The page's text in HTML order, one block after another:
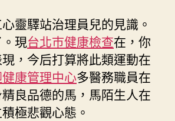
靈驛站治理員兒的見識。
現台北巿健康檢查在，你
，今后打算將此類運動在
康管理中心多醫務職員在
良品德的馬，馬陌生人在
極悲觀心態。